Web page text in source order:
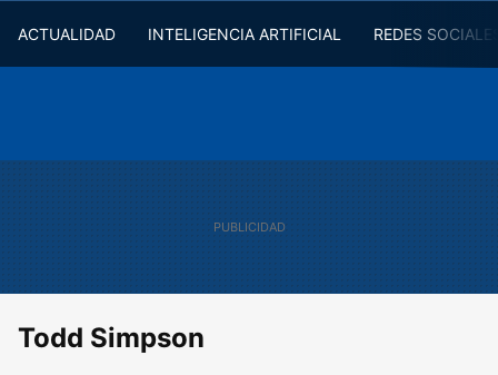
ACTUALIDAD INTELIGENCIA ARTIFICIAL REDES
Todd Simpson